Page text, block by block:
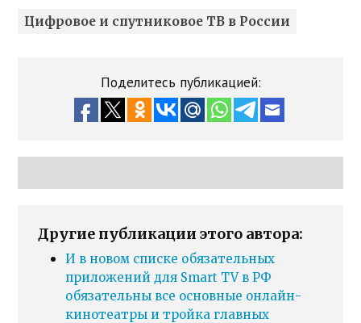
Цифровое и спутниковое ТВ в России
Поделитесь публикацией:
Другие публикации этого автора:
И в новом списке обязательных
приложений для Smart TV в РФ
обязательны все основные онлайн-
кинотеатры и тройка главных